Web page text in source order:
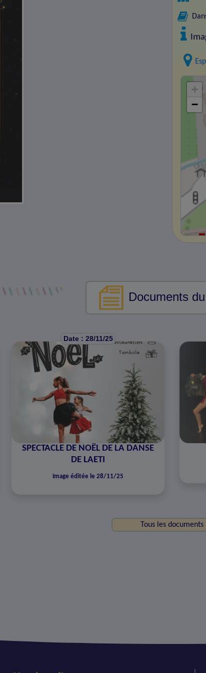
+
−
Documents
Date : 28/11/25
SPECTACLE DE NOËL DE LA DANSE
DE LAETI
Image éditée le 28/11/25
Tous les documents